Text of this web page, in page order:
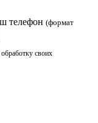
телефон (формат
своих